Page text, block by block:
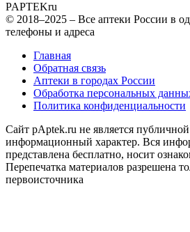
PAPTEKru
© 2018–2025 – Все аптеки России в
телефоны и адреса
Главная
Обратная связь
Аптеки в городах России
Обработка персональных
Политика конфиденциальности
Сайт pAptek.ru не является
информационный характер. Вся
представлена бесплатно, носит
Перепечатка материалов разрешена
первоисточника